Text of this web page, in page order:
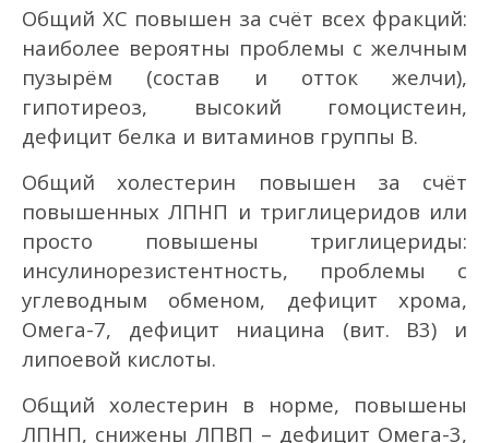
Общий ХС повышен за счёт всех фракций:
наиболее вероятны проблемы с желчным
пузырём (состав и отток желчи),
гипотиреоз, высокий гомоцистеин,
дефицит белка и витаминов группы В.
Общий холестерин повышен за счёт
повышенных ЛПНП и триглицеридов или
просто повышены триглицериды:
инсулинорезистентность, проблемы с
углеводным обменом, дефицит хрома,
Омега-7, дефицит ниацина (вит. В3) и
липоевой кислоты.
Общий холестерин в норме, повышены
ЛПНП, снижены ЛПВП – дефицит Омега-3,